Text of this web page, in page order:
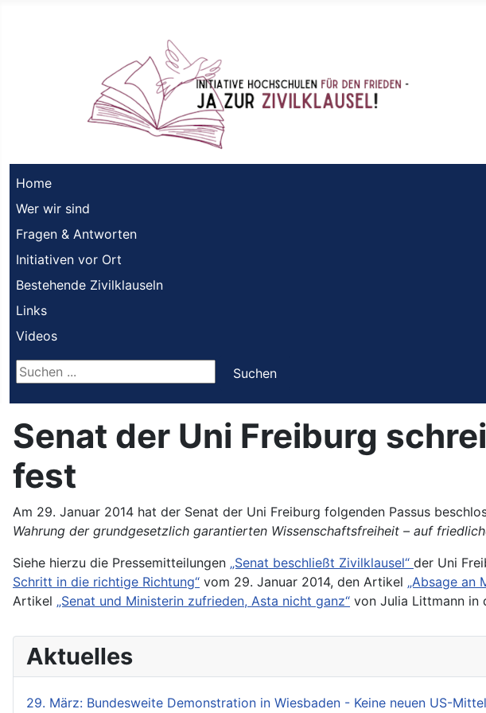
Home
Wer wir sind
Fragen & Antworten
Initiativen vor Ort
Bestehende Zivilklauseln
Links
Videos
Suchen ...
Suchen
Senat der Uni Freiburg
fest
Am 29. Januar 2014 hat der Senat der Uni Freiburg folgenden Passus
Wahrung der grundgesetzlich garantierten Wissenschaftsfreiheit – auf
Siehe hierzu die Pressemitteilungen „Senat beschließt Zivilklausel“ der Uni
Schritt in die richtige Richtung“ vom 29. Januar 2014, den Artikel „Absage an
Artikel „Senat und Ministerin zufrieden, Asta nicht ganz“ von Julia Littmann in
Aktuelles
29. März: Bundesweite Demonstration in Wiesbaden - Keine neuen US-